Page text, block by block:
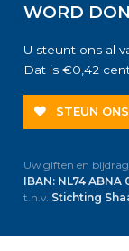
WORD
U steunt ons al
Dat is €0,42
STEUN ONS
Uw giften en
IBAN: NL74
t.n.v. Stichting